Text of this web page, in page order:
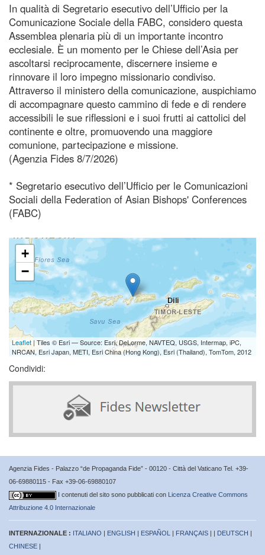
In qualità di Segretario esecutivo dell’Ufficio per la
Comunicazione Sociale della FABC, considero questa
Assemblea plenaria più di un importante incontro
ecclesiale. È un momento per le Chiese dell’Asia per
ascoltarsi reciprocamente, discernere insieme e
rinnovare il loro impegno missionario condiviso.
Attraverso il ministero della comunicazione, auspichiamo
di accompagnare questo cammino di fede e di rendere
accessibili le sue riflessioni e i suoi frutti ai cattolici del
continente e oltre, promuovendo una maggiore
comunione, partecipazione e missione.
(Agenzia Fides 8/7/2026)
* Segretario esecutivo dell’Ufficio per le Comunicazioni
Sociali della Federation of Asian Bishops' Conferences
(FABC)
+
−
Leaflet | Tiles © Esri — Source: Esri, DeLorme, NAVTEQ, USGS, Intermap, iPC,
NRCAN, Esri Japan, METI, Esri China (Hong Kong), Esri (Thailand), TomTom, 2012
Condividi:
Agenzia Fides - Palazzo “de Propaganda Fide” - 00120 - Città del Vaticano Tel. +39-
06-69880115 - Fax +39-06-69880107
I contenuti del sito sono pubblicati con Licenza Creative Commons
Attribuzione 4.0 Internazionale
INTERNAZIONALE : ITALIANO | ENGLISH | ESPAÑOL | FRANÇAIS | | DEUTSCH |
CHINESE |